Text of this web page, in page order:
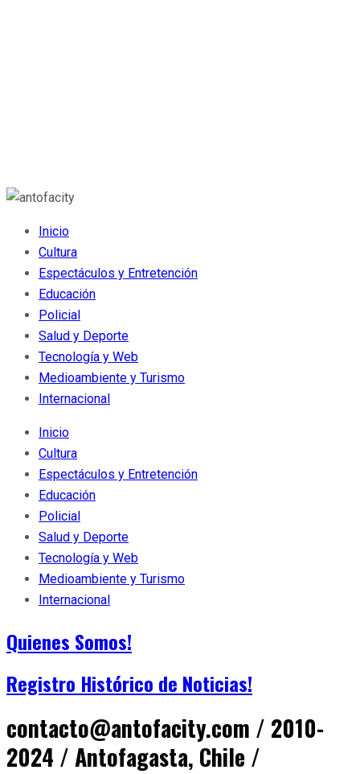
Inicio
Cultura
Espectáculos y Entretención
Educación
Policial
Salud y Deporte
Tecnología y Web
Medioambiente y Turismo
Internacional
Inicio
Cultura
Espectáculos y Entretención
Educación
Policial
Salud y Deporte
Tecnología y Web
Medioambiente y Turismo
Internacional
Quienes Somos!
Registro Histórico de Noticias!
contacto@antofacity.com / 2010-
2024 / Antofagasta, Chile /